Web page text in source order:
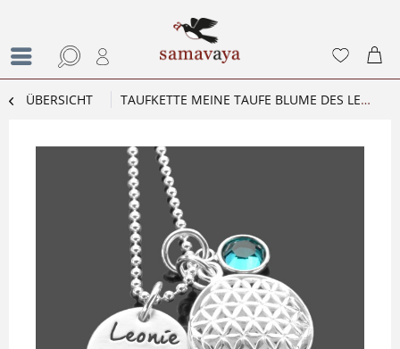
ÜBERSICHT TAUFKETTE MEINE TAUFE BLUME DES LEBENS NAMENSKETTE